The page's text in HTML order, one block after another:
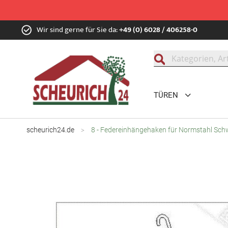
Zum
Inhalt Wir sind gerne für Sie da:+49 (0) 6028 / 406258-0
TÜREN
scheurich24.de 8 - Federeinhängehaken für Normstahl